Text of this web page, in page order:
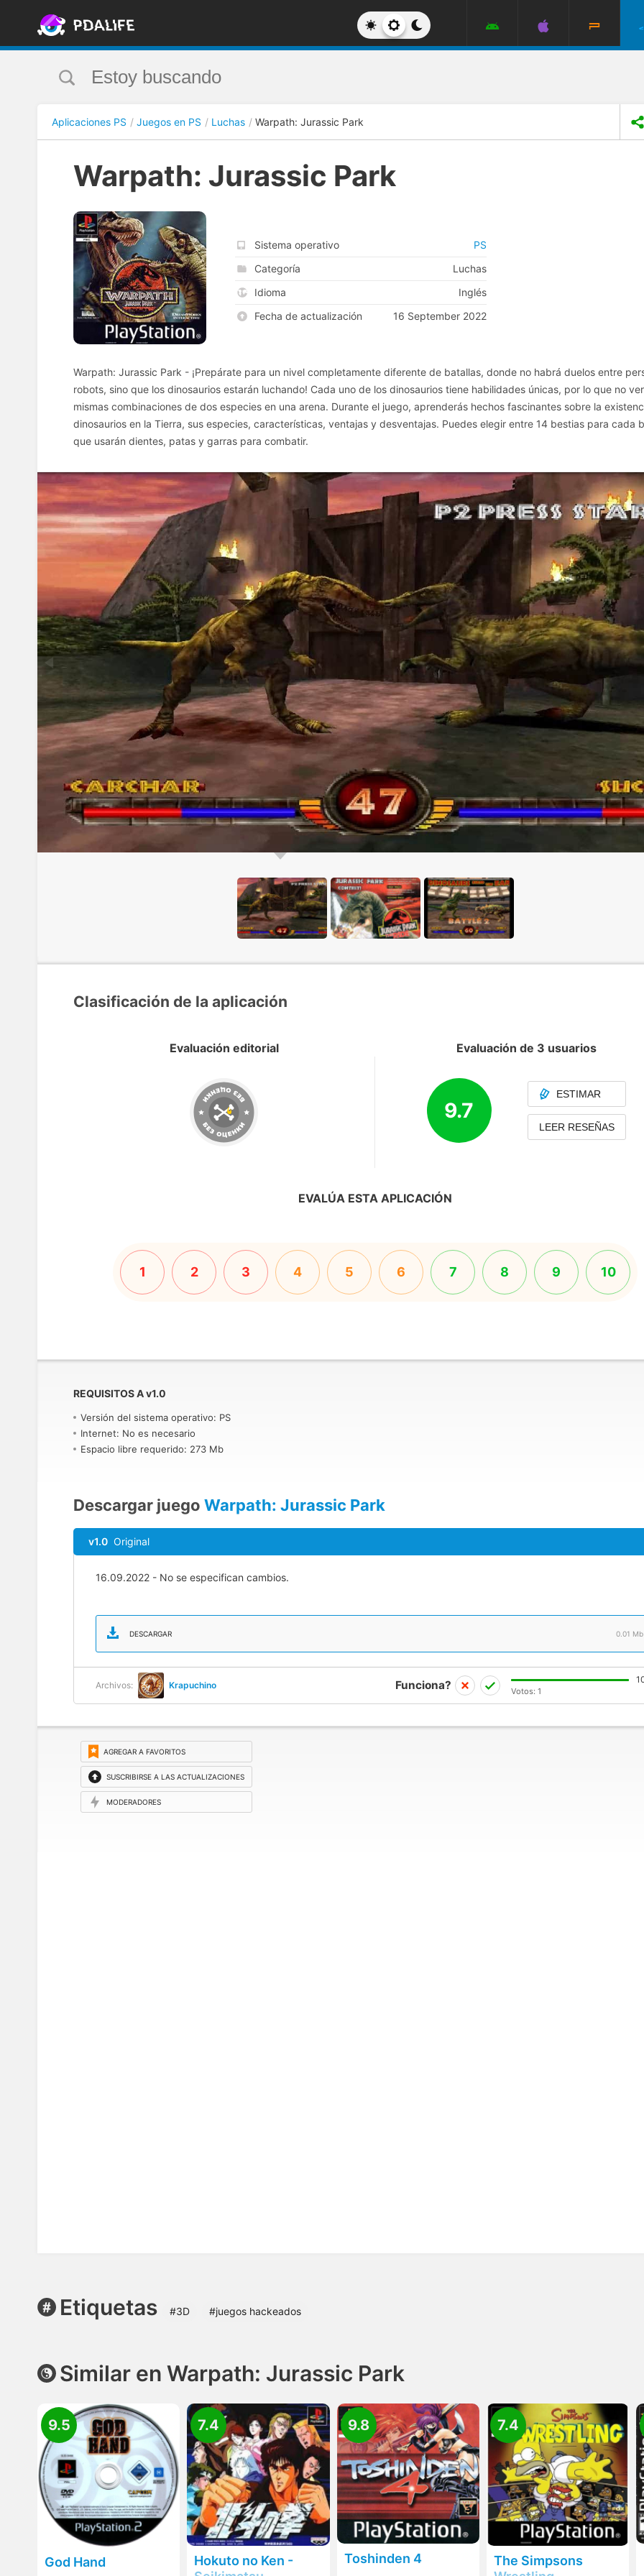
Aplicaciones PS Juegos en PS Luchas Warpath: Jurassic Park
Warpath: Jurassic Park
Sistema operativo
PS
Categoría
Luchas
Idioma
Inglés
Fecha de actualización
16 September 2022
Warpath: Jurassic Park - ¡Prepárate para un nivel completamente diferente de batallas, donde no habrá duelos entre
robots, sino que los dinosaurios estarán luchando! Cada uno de los dinosaurios tiene habilidades únicas, por lo que no
mismas combinaciones de dos especies en una arena. Durante el juego, aprenderás hechos fascinantes sobre la
dinosaurios en la Tierra, sus especies, características, ventajas y desventajas. Puedes elegir entre 14 bestias para cada
que usarán dientes, patas y garras para combatir.
Clasificación de la aplicación
Evaluación editorial Evaluación de 3 usuarios
9.7
ESTIMAR
LEER RESEÑAS
EVALÚA ESTA APLICACIÓN
1 2 3 4 5 6 7 8 9 10
REQUISITOS Av1.0
Versión del sistema operativo: PS
Internet: No es necesario
Espacio libre requerido: 273 Mb
Descargar juego Warpath: Jurassic Park
v1.0 Original
16.09.2022 - No se especifican cambios.
DESCARGAR 0.01 Mb
Archivos: Krapuchino Funciona? Votos: 1
AGREGAR A FAVORITOS
SUSCRIBIRSE A LAS ACTUALIZACIONES
MODERADORES
Etiquetas #3D #juegos hackeados
Similar en Warpath: Jurassic Park
God Hand
9.5
Hokuto no Ken -
7.4
Toshinden 4
9.8
The Simpsons
7.4